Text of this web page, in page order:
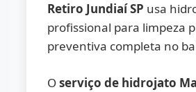
Retiro Jundiaí SP usa
profissional para limpeza
preventiva completa no
Oserviço de hidrojato